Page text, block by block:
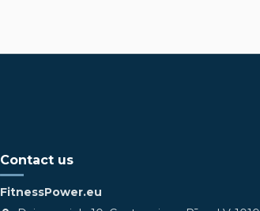
Contact us
FitnessPower.eu